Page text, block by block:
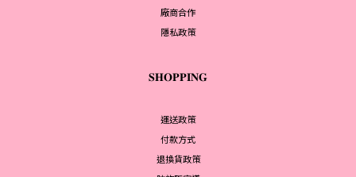
廠商合作
隱私政策
𝐒𝐇𝐎𝐏𝐏𝐈𝐍𝐆
運送政策
付款方式
退換貨政策